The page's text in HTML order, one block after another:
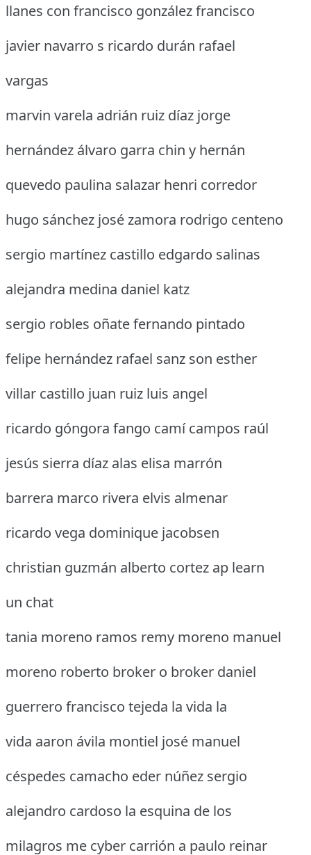
llanes con francisco gonzález francisco
javier navarro s ricardo durán rafael
vargas
marvin varela adrián ruiz díaz jorge
hernández álvaro garra chin y hernán
quevedo paulina salazar henri corredor
hugo sánchez josé zamora rodrigo centeno
sergio martínez castillo edgardo salinas
alejandra medina daniel katz
sergio robles oñate fernando pintado
felipe hernández rafael sanz son esther
villar castillo juan ruiz luis angel
ricardo góngora fango camí campos raúl
jesús sierra díaz alas elisa marrón
barrera marco rivera elvis almenar
ricardo vega dominique jacobsen
christian guzmán alberto cortez ap learn
un chat
tania moreno ramos remy moreno manuel
moreno roberto broker o broker daniel
guerrero francisco tejeda la vida la
vida aaron ávila montiel josé manuel
céspedes camacho eder núñez sergio
alejandro cardoso la esquina de los
milagros me cyber carrión a paulo reinar